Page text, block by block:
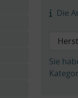
Die
Sie